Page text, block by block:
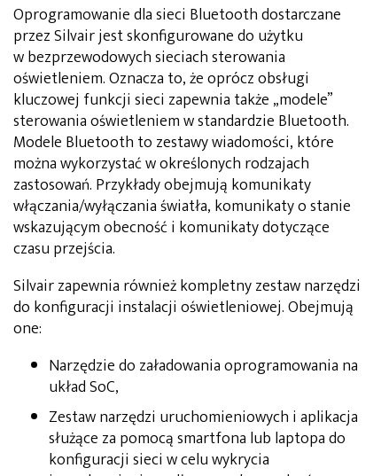
Oprogramowanie dla sieci Bluetooth dostarczane
przez Silvair jest skonfigurowane do użytku
w bezprzewodowych sieciach sterowania
oświetleniem. Oznacza to, że oprócz obsługi
kluczowej funkcji sieci zapewnia także „modele”
sterowania oświetleniem w standardzie Bluetooth.
Modele Bluetooth to zestawy wiadomości, które
można wykorzystać w określonych rodzajach
zastosowań. Przykłady obejmują komunikaty
włączania/wyłączania światła, komunikaty o stanie
wskazującym obecność i komunikaty dotyczące
czasu przejścia.
Silvair zapewnia również kompletny zestaw narzędzi
do konfiguracji instalacji oświetleniowej. Obejmują
one:
Narzędzie do załadowania oprogramowania na
układ SoC,
Zestaw narzędzi uruchomieniowych i aplikacja
służące za pomocą smartfona lub laptopa do
konfiguracji sieci w celu wykrycia